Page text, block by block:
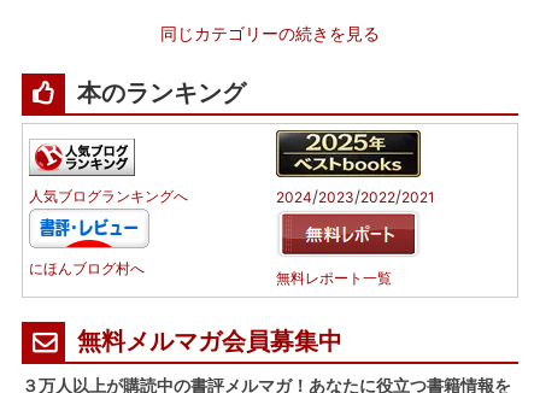
同じカテゴリーの続きを見る
本のランキング
人気ブログランキングへ
にほんブログ村へ
2024/2023/2022/2021
無料レポート一覧
無料メルマガ会員募集中
３万人以上が購読中の書評メルマガ！あなたに役立つ書籍情報を